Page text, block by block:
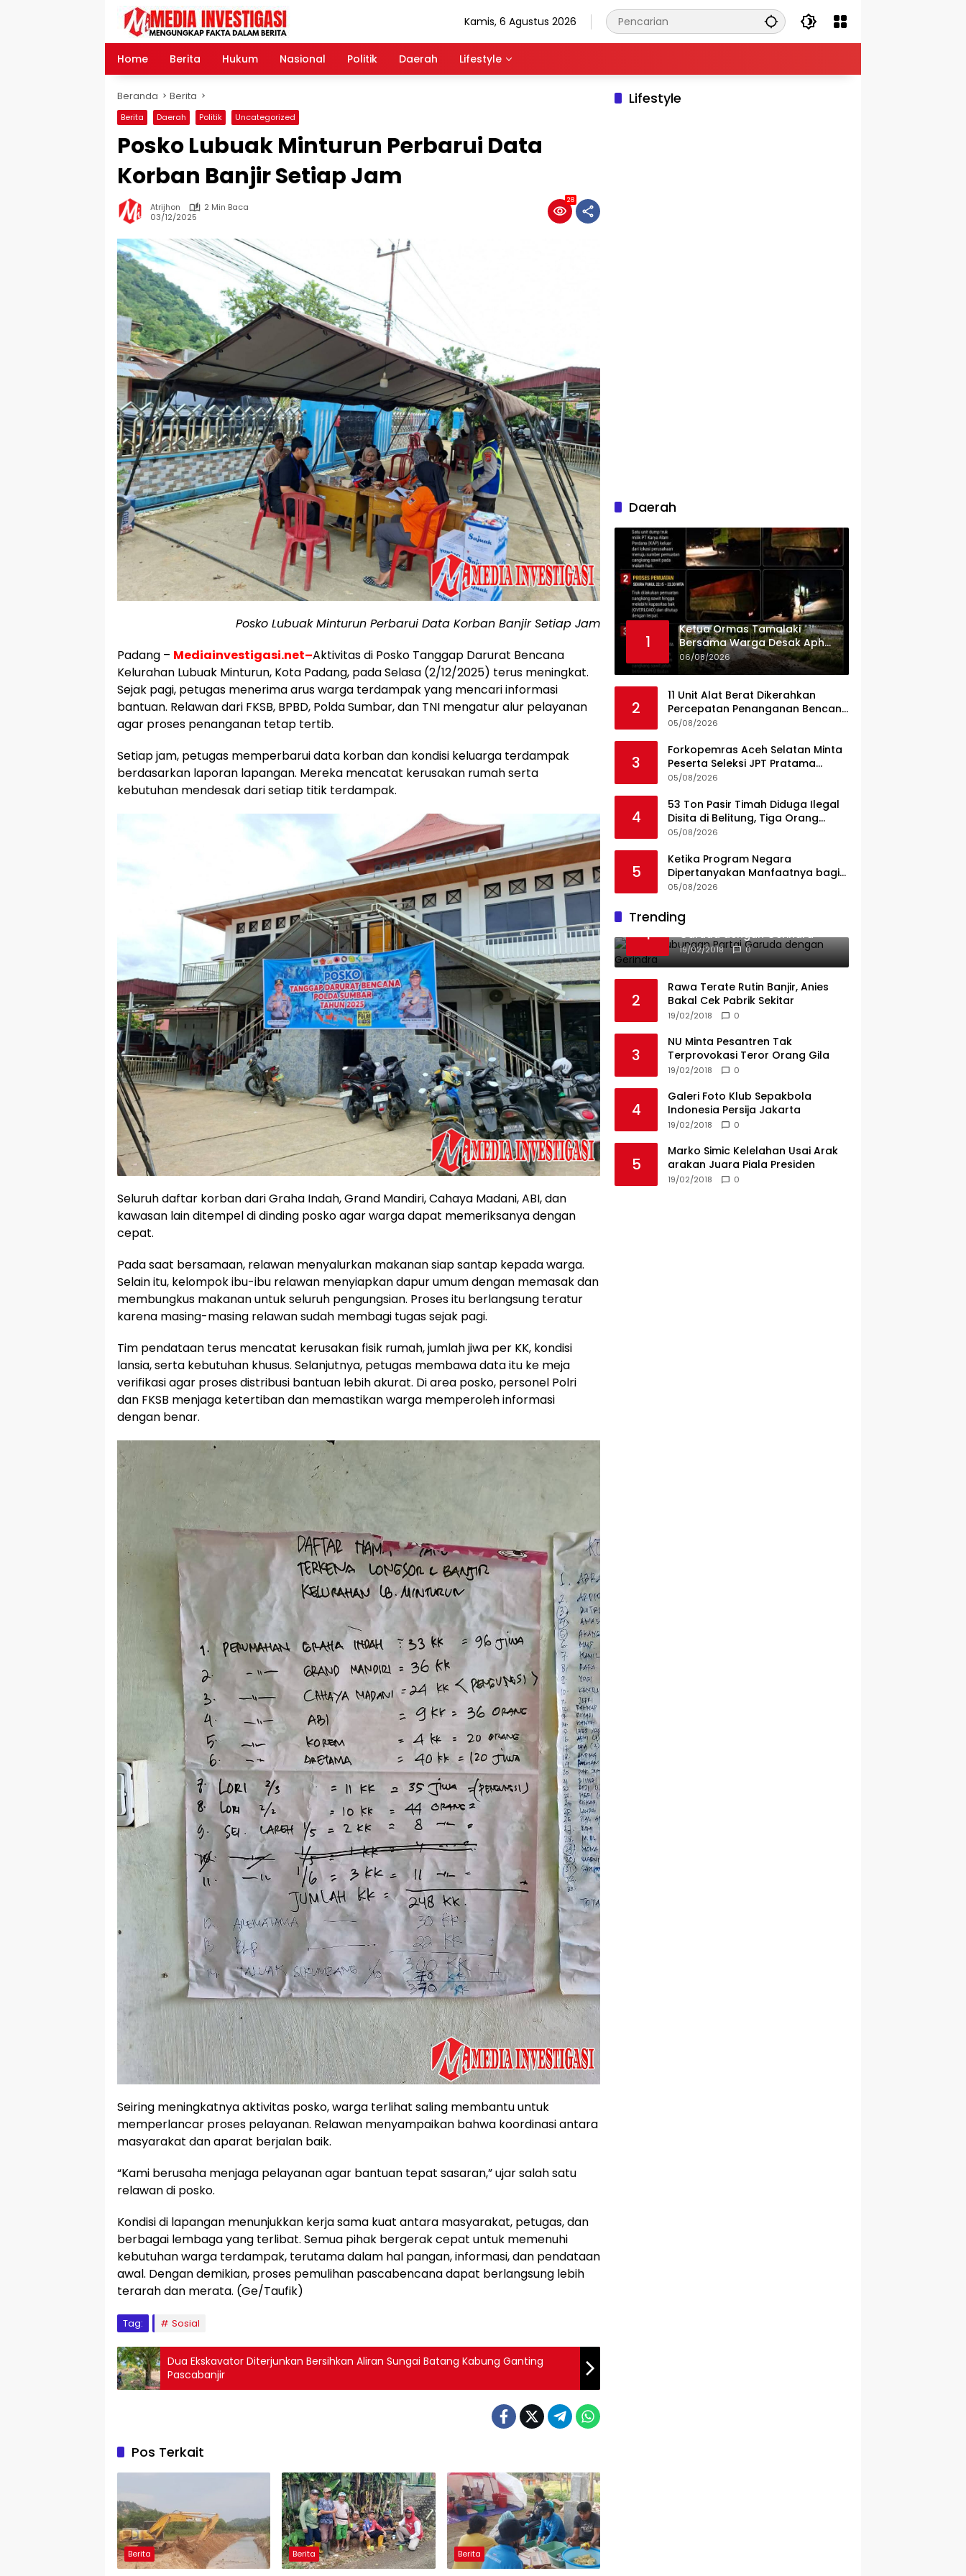
Kamis, 6 Agustus 2026
Home Berita Hukum Nasional Politik Daerah Lifestyle
Beranda Berita
Berita Daerah Politik Uncategorized
Posko Lubuak Minturun Perbarui Data
Korban Banjir Setiap Jam
Atrijhon
2 Min Baca
03/12/2025
28
Posko Lubuak Minturun Perbarui Data Korban Banjir Setiap Jam
Padang – Mediainvestigasi.net–Aktivitas di Posko Tanggap Darurat Bencana
Kelurahan Lubuak Minturun, Kota Padang, pada Selasa (2/12/2025) terus meningkat.
Sejak pagi, petugas menerima arus warga terdampak yang mencari informasi
bantuan. Relawan dari FKSB, BPBD, Polda Sumbar, dan TNI mengatur alur pelayanan
agar proses penanganan tetap tertib.
Setiap jam, petugas memperbarui data korban dan kondisi keluarga terdampak
berdasarkan laporan lapangan. Mereka mencatat kerusakan rumah serta
kebutuhan mendesak dari setiap titik terdampak.
Seluruh daftar korban dari Graha Indah, Grand Mandiri, Cahaya Madani, ABI, dan
kawasan lain ditempel di dinding posko agar warga dapat memeriksanya dengan
cepat.
Pada saat bersamaan, relawan menyalurkan makanan siap santap kepada warga.
Selain itu, kelompok ibu-ibu relawan menyiapkan dapur umum dengan memasak dan
membungkus makanan untuk seluruh pengungsian. Proses itu berlangsung teratur
karena masing-masing relawan sudah membagi tugas sejak pagi.
Tim pendataan terus mencatat kerusakan fisik rumah, jumlah jiwa per KK, kondisi
lansia, serta kebutuhan khusus. Selanjutnya, petugas membawa data itu ke meja
verifikasi agar proses distribusi bantuan lebih akurat. Di area posko, personel Polri
dan FKSB menjaga ketertiban dan memastikan warga memperoleh informasi
dengan benar.
Seiring meningkatnya aktivitas posko, warga terlihat saling membantu untuk
memperlancar proses pelayanan. Relawan menyampaikan bahwa koordinasi antara
masyarakat dan aparat berjalan baik.
“Kami berusaha menjaga pelayanan agar bantuan tepat sasaran,” ujar salah satu
relawan di posko.
Kondisi di lapangan menunjukkan kerja sama kuat antara masyarakat, petugas, dan
berbagai lembaga yang terlibat. Semua pihak bergerak cepat untuk memenuhi
kebutuhan warga terdampak, terutama dalam hal pangan, informasi, dan pendataan
awal. Dengan demikian, proses pemulihan pascabencana dapat berlangsung lebih
terarah dan merata. (Ge/Taufik)
Tag: Sosial
Dua Ekskavator Diterjunkan Bersihkan Aliran Sungai Batang Kabung Ganting
Pascabanjir
Pos Terkait
Berita Berita Berita
Lifestyle
Daerah
1
Ketua Ormas Tamalaki
Bersama Warga Desak Aph
Dan Pemkab Konsel Tangkap
Pelaku Angkut Cangkang
Melintas Jalan Umum
06/08/2026
2
11 Unit Alat Berat Dikerahkan
Percepatan Penanganan Bencana
di Kelurahan Sipange Kecamatan
05/08/2026
3
Forkopemras Aceh Selatan Minta
Peserta Seleksi JPT Pratama
Andalkan Kompetensi dan
05/08/2026
4
53 Ton Pasir Timah Diduga Ilegal
Disita di Belitung, Tiga Orang
Diamankan, Dua Masih Diburu
05/08/2026
5
Ketika Program Negara
Dipertanyakan Manfaatnya bagi
Seluruh Penggiat Literasi
05/08/2026
Trending
1
Ini Dia Hubungan Partai
Garuda dengan Gerindra
19/02/2018 0
2
Rawa Terate Rutin Banjir, Anies
Bakal Cek Pabrik Sekitar
19/02/2018 0
3
NU Minta Pesantren Tak
Terprovokasi Teror Orang Gila
19/02/2018 0
4
Galeri Foto Klub Sepakbola
Indonesia Persija Jakarta
19/02/2018 0
5
Marko Simic Kelelahan Usai Arak
arakan Juara Piala Presiden
19/02/2018 0